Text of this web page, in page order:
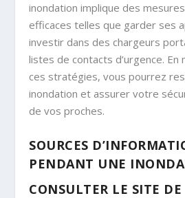
inondation implique des
efficaces telles que garder ses
investir dans des chargeurs
listes de contacts d’urgence. En
ces stratégies, vous pourrez
inondation et assurer votre
de vos proches.
SOURCES
PENDANT UNE
CONSULTER LE SITE